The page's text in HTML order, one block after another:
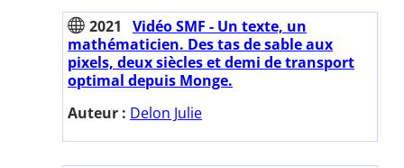
2021
Vidéo SMF - Un texte, un
mathématicien. Des tas de sable aux
pixels, deux siècles et demi de transport
optimal depuis Monge.
Auteur : Delon Julie